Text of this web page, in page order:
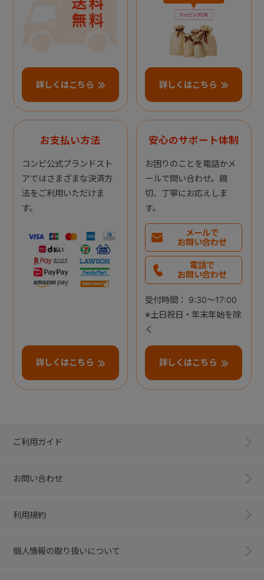
詳しくはこちら 詳しくはこちら
お支払い方法
コンビ公式ブランドスト
アではさまざまな決済方
法をご利用いただけま
す。
詳しくはこちら
安心のサポート体制
お困りのことを電話かメ
ールで問い合わせ。親
切、丁寧にお応えしま
す。
メールで
お問い合わせ
電話で
お問い合わせ
受付時間： 9:30～17:00
※土日祝日・年末年始を除
く
詳しくはこちら
ご利用ガイド
お問い合わせ
利用規約
個人情報の取り扱いについて